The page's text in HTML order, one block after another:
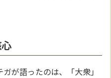
が語ったのは、「大衆」